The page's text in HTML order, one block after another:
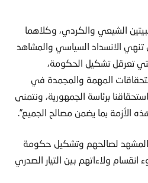
الشيعي والكردي، وكلاهما
الانسداد السياسي والمشاهد
تعرقل تشكيل الحكومة،
المهمة والمجمدة في
برئاسة الجمهورية، ونتمنى
الأزمة بما يضمن مصالح الجميع”.
لصالحهم وتشكيل حكومة
ولاءاتهم بين التيار الصدري